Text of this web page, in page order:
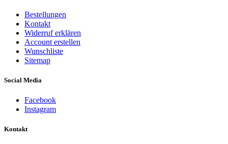
Bestellungen
Kontakt
Widerruf erklären
Account erstellen
Wunschliste
Sitemap
Social Media
Facebook
Instagram
Kontakt